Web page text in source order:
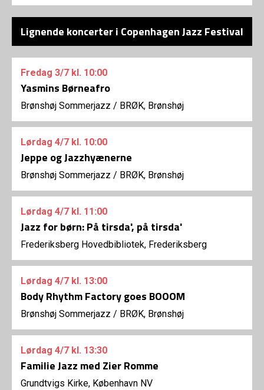
Lignende koncerter i Copenhagen Jazz Festival
Fredag 3/7 kl. 10:00
Yasmins Børneafro
Brønshøj Sommerjazz / BRØK, Brønshøj
Lørdag 4/7 kl. 10:00
Jeppe og Jazzhyænerne
Brønshøj Sommerjazz / BRØK, Brønshøj
Lørdag 4/7 kl. 11:00
Jazz for børn: På tirsda', på tirsda'
Frederiksberg Hovedbibliotek, Frederiksberg
Lørdag 4/7 kl. 13:00
Body Rhythm Factory goes BOOOM
Brønshøj Sommerjazz / BRØK, Brønshøj
Lørdag 4/7 kl. 13:30
Familie Jazz med Zier Romme
Grundtvigs Kirke, København NV